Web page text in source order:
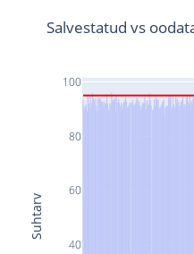
40
60
80
100
Salvestatud vs
Suhtarv